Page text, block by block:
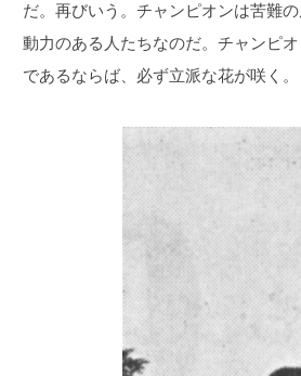
だ。再びいう。チャンピオンは苦難
動力のある人たちなのだ。チャンピ
であるならば、必ず立派な花が咲く。